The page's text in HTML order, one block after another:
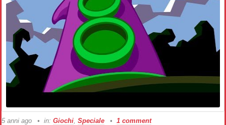
5 anni ago in: Giochi, Speciale 1 comment